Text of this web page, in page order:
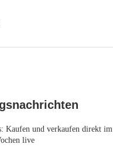
Kaufen und verkaufen direkt im
live